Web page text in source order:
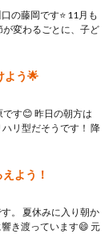
の藤岡です⭐ 11月も
変わるごとに、子ど
よう🌟
す😊 昨日の朝方は
リ型だそうです！ 降
よう！
。 夏休みに入り朝か
き渡っています😄 元